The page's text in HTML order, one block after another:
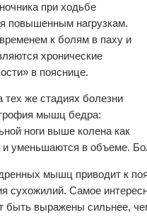
при ходьбе
повышенным нагрузкам.
к болям в паху и
хронические
в пояснице.
тех же стадиях болезни
мышц бедра:
ноги выше колена как
уменьшаются в объеме.
мышц приводит к
сухожилий. Самое
быть выражены сильнее,